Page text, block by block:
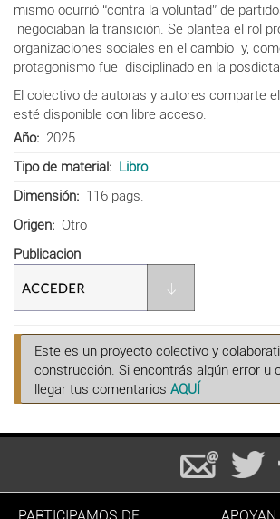
mismo ocurrió “contra la voluntad” de
negociaban la transición. Se plantea el rol
organizaciones sociales en el cambio y,
protagonismo fue disciplinado en la
El colectivo de autoras y autores comparte
esté disponible con libre acceso.
Año
2025
Tipo de material
Libro
Dimensión
116 pags.
Origen
Otro
Publicacion
Este es un proyecto colectivo y
construcción. Si encontrás algún error u
llegar tus comentarios AQUÍ